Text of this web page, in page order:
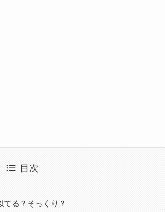
目次
る？そっくり？